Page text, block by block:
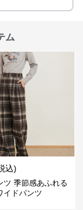
ム
込)
ツ 季節感あふれる
イドパンツ